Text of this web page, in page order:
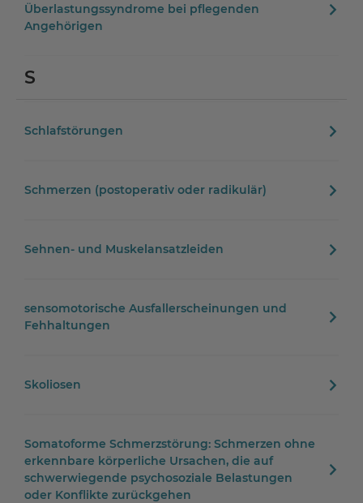
Überlastungssyndrome bei pflegenden
Angehörigen
S
Schlafstörungen
Schmerzen (postoperativ oder radikulär)
Sehnen- und Muskelansatzleiden
sensomotorische Ausfallerscheinungen und
Fehhaltungen
Skoliosen
Somatoforme Schmerzstörung: Schmerzen ohne
erkennbare körperliche Ursachen, die auf
schwerwiegende psychosoziale Belastungen
oder Konflikte zurückgehen